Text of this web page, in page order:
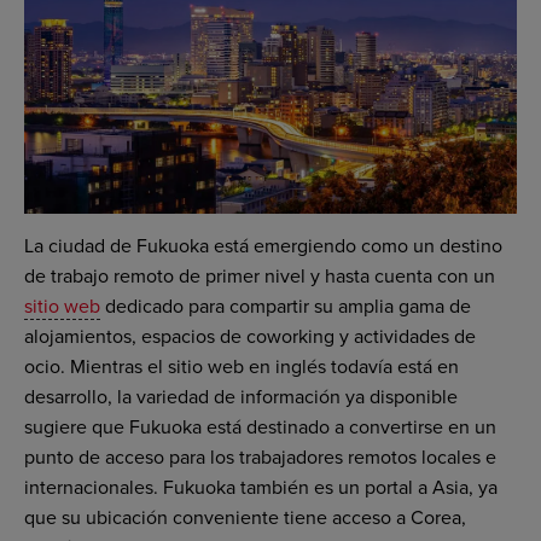
La ciudad de Fukuoka está emergiendo como un destino
de trabajo remoto de primer nivel y hasta cuenta con un
sitio web dedicado para compartir su amplia gama de
alojamientos, espacios de coworking y actividades de
ocio. Mientras el sitio web en inglés todavía está en
desarrollo, la variedad de información ya disponible
sugiere que Fukuoka está destinado a convertirse en un
punto de acceso para los trabajadores remotos locales e
internacionales. Fukuoka también es un portal a Asia, ya
que su ubicación conveniente tiene acceso a Corea,